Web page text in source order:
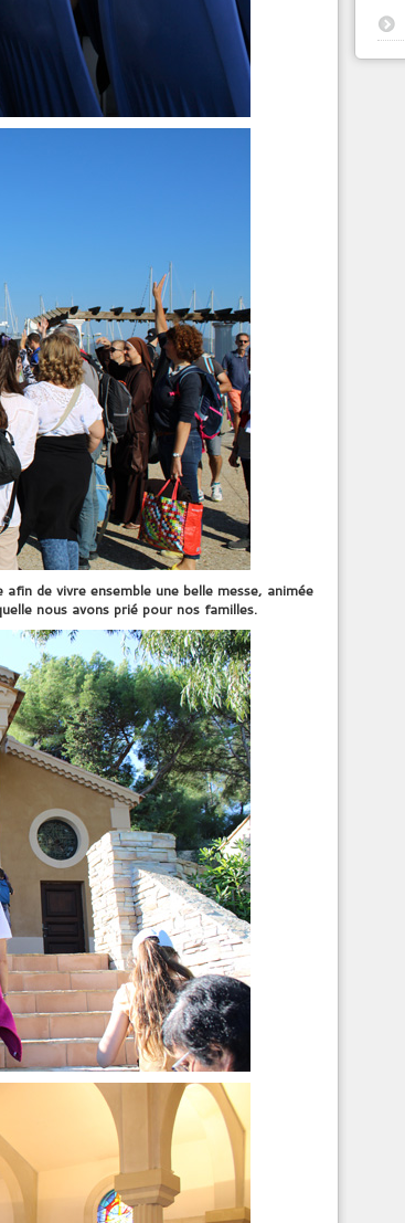
de vivre ensemble une belle messe, animée
nous avons prié pour nos familles.